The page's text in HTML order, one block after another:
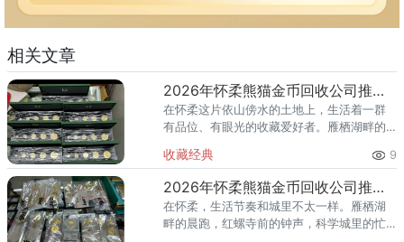
相关文章
2026年怀柔熊猫金币回收公司推荐 怀柔回收熊猫金币渠道
在怀柔这片依山傍水的土地上，生活着一群
有品位、有眼光的收藏爱好者。雁栖湖畔的
红螺寺的香火绵延不绝——怀柔的藏家群体
也在悄然壮大。熊猫金币，作为
收藏经典 9
2026年怀柔熊猫金币回收公司推荐 怀柔哪里回收熊猫金币
在怀柔，生活节奏和城里不太一样。雁栖湖
畔的晨跑，红螺寺前的钟声，科学城里的忙